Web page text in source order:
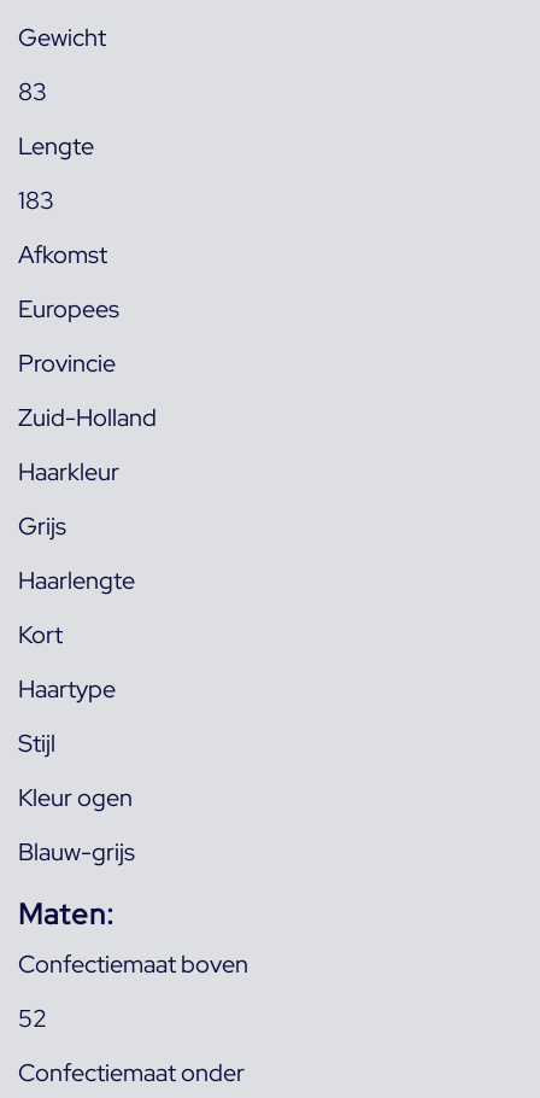
Gewicht
83
Lengte
183
Afkomst
Europees
Provincie
Zuid-Holland
Haarkleur
Grijs
Haarlengte
Kort
Haartype
Stijl
Kleur ogen
Blauw-grijs
Maten:
Confectiemaat boven
52
Confectiemaat onder